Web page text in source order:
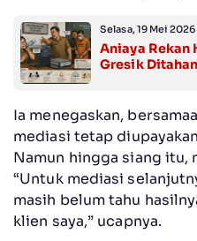
Selasa, 19 Mei
Aniaya Rekan
Gresik
Ia menegaskan,
mediasi tetap
Namun hingga siang itu,
“Untuk mediasi
masih belum tahu
klien saya,” ucapnya.